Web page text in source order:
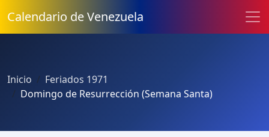
Calendario de Venezuela
Inicio
Feriados 1971
Domingo de Resurrección (Semana Santa)